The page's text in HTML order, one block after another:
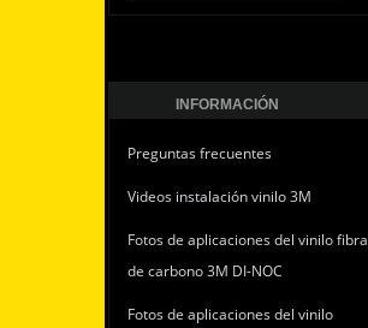
INFORMACIÓN
Preguntas frecuentes
Videos instalación vinilo 3M
Fotos de aplicaciones del vinilo fibra
de carbono 3M DI-NOC
Fotos de aplicaciones del vinilo